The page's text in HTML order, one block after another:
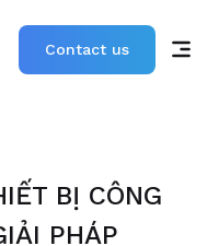
Contact us
BỊ CÔNG
PHÁP